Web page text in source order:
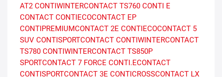
AT2 CONTIWINTERCONTACT TS760 CONTI E
CONTACT CONTIECOCONTACT EP
CONTIPREMIUMCONTACT 2E CONTIECOCONTACT 5
SUV CONTISPORTCONTACT CONTIWINTERCONTACT
TS780 CONTIWINTERCONTACT TS850P
SPORTCONTACT 7 FORCE CONTI.ECONTACT
CONTISPORTCONTACT 3E CONTICROSSCONTACT LX